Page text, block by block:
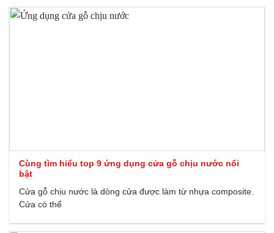
Cùng tìm hiểu top 9 ứng dụng cửa gỗ chịu nước nổi
bật
Cửa gỗ chịu nước là dòng cửa được làm từ nhựa composite.
Cửa có thể